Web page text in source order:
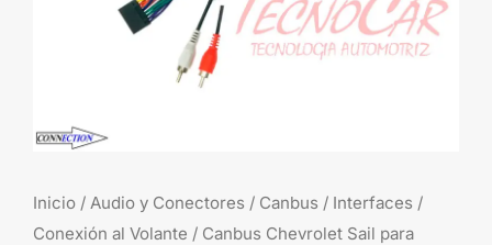
Inicio / Audio y Conectores / Canbus / Interfaces /
Conexión al Volante / Canbus Chevrolet Sail para